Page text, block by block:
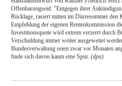
Offenbarungseid: "Entgegen ihrer
Rücklage, rasiert mitten im Dürresommer den
Empfehlung der eigenen Rentenkommission
Investitionsquote wird extrem verzerrt durch
Verschuldung immer weiter ausgeweitet
Bundesverwaltung seien zwar vor Monaten
finde sich davon kaum eine Spur.(dpa)